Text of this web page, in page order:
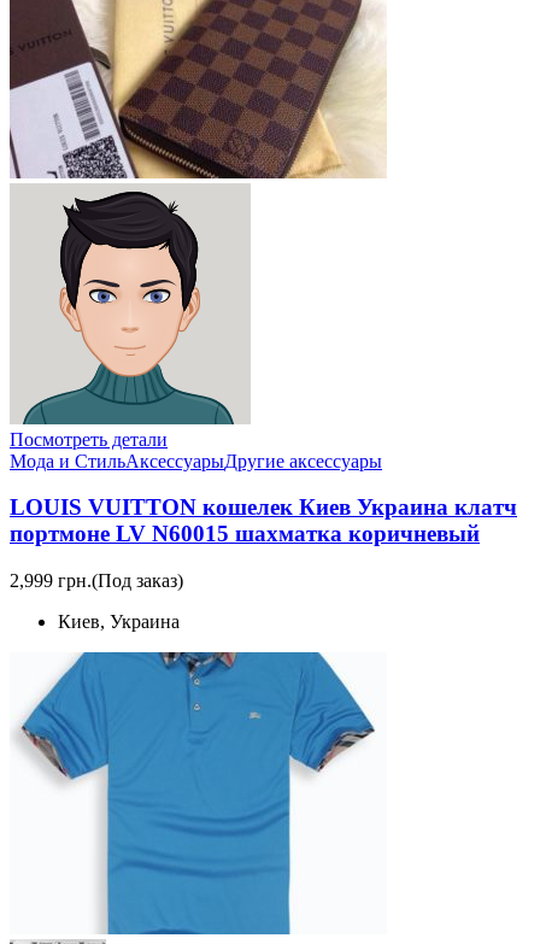
Посмотреть детали
Мода и СтильАксессуарыДругие аксессуары
LOUIS VUITTON кошелек Киев Украина клатч
портмоне LV N60015 шахматка коричневый
2,999 грн.(Под заказ)
Киев, Украина